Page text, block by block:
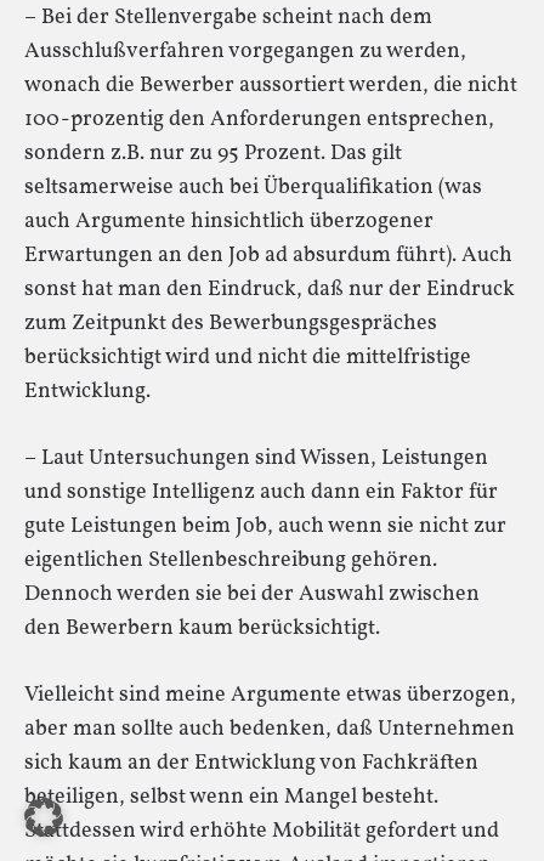
– Bei der Stellenvergabe scheint nach dem
Ausschlußverfahren vorgegangen zu werden,
wonach die Bewerber aussortiert werden, die nicht
100-prozentig den Anforderungen entsprechen,
sondern z.B. nur zu 95 Prozent. Das gilt
seltsamerweise auch bei Überqualifikation (was
auch Argumente hinsichtlich überzogener
Erwartungen an den Job ad absurdum führt). Auch
sonst hat man den Eindruck, daß nur der Eindruck
zum Zeitpunkt des Bewerbungsgespräches
berücksichtigt wird und nicht die mittelfristige
Entwicklung.
– Laut Untersuchungen sind Wissen, Leistungen
und sonstige Intelligenz auch dann ein Faktor für
gute Leistungen beim Job, auch wenn sie nicht zur
eigentlichen Stellenbeschreibung gehören.
Dennoch werden sie bei der Auswahl zwischen
den Bewerbern kaum berücksichtigt.
Vielleicht sind meine Argumente etwas überzogen,
aber man sollte auch bedenken, daß Unternehmen
sich kaum an der Entwicklung von Fachkräften
beteiligen, selbst wenn ein Mangel besteht.
Stattdessen wird erhöhte Mobilität gefordert und